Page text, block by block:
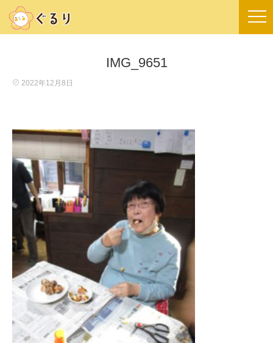
IMG_9651
2022年12月8日